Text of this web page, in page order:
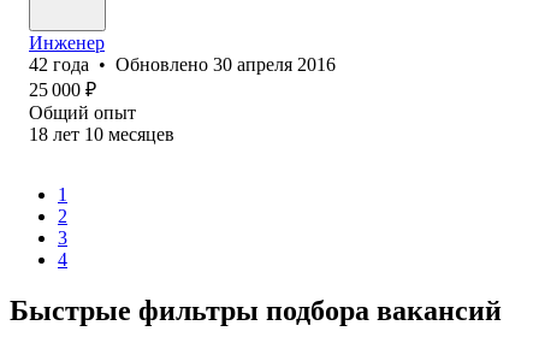
Инженер
42 года • Обновлено 30 апреля 2016
25 000 ₽
Общий опыт
18 лет 10 месяцев
1
2
3
4
Быстрые фильтры подбора вакансий